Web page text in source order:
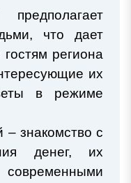
что дает
региона
их
в режиме
– знакомство с
денег, их